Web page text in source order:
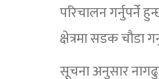
परिचालन गर्नुपर्ने
क्षेत्रमा सडक चौडा
सूचना अनुसार